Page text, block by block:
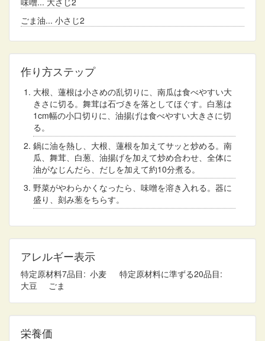
ごま油
小さじ2
作り方ステップ
大根、蓮根は小さめの乱切りに、南瓜は食べやすい大
きさに切る。舞茸は石づきを落としてほぐす。白葱は
1cm幅の小口切りに、油揚げは食べやすい大きさに切
る。
鍋に油を熱し、大根、蓮根を加えてサッと炒める。南
瓜、舞茸、白葱、油揚げを加えて炒め合わせ、全体に
油がなじんだら、だしを加えて約10分煮る。
野菜がやわらかくなったら、味噌を溶き入れる。器に
盛り、刻み葱をちらす。
アレルギー表示
特定原材料7品目 小麦
特定原材料に準ずる20品目
大豆
ごま
栄養価